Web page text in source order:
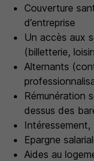
Couverture
d’entreprise
Un accès aux
(billetterie,
Alternants
Rémunération
dessus des
Epargne
Aides au